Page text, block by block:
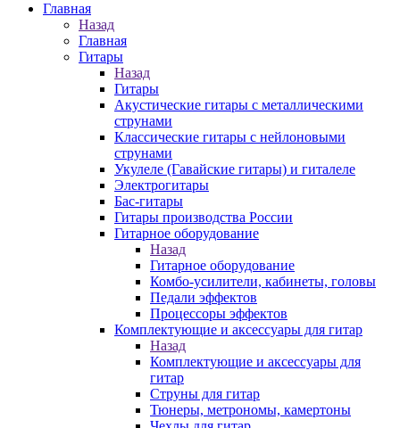
Главная
Назад
Главная
Гитары
Назад
Гитары
Акустические гитары с металлическими
струнами
Классические гитары с нейлоновыми
струнами
Укулеле (Гавайские гитары) и гиталеле
Электрогитары
Бас-гитары
Гитары производства России
Гитарное оборудование
Назад
Гитарное оборудование
Комбо-усилители, кабинеты, головы
Педали эффектов
Процессоры эффектов
Комплектующие и аксессуары для гитар
Назад
Комплектующие и аксессуары для
гитар
Струны для гитар
Тюнеры, метрономы, камертоны